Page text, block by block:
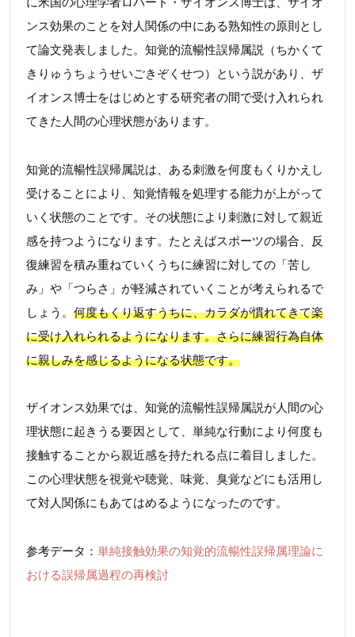
ンス効果のことを対人関係の中にある熟知性の原則とし
て論文発表しました。知覚的流暢性誤帰属説（ちかくて
きりゅうちょうせいごきぞくせつ）という説があり、ザ
イオンス博士をはじめとする研究者の間で受け入れられ
てきた人間の心理状態があります。
知覚的流暢性誤帰属説は、ある刺激を何度もくりかえし
受けることにより、知覚情報を処理する能力が上がって
いく状態のことです。その状態により刺激に対して親近
感を持つようになります。たとえばスポーツの場合、反
復練習を積み重ねていくうちに練習に対しての「苦し
み」や「つらさ」が軽減されていくことが考えられるで
しょう。 何度もくり返すうちに、カラダが慣れてきて楽
に受け入れられるようになります。さらに練習行為自体
に親しみを感じるようになる状態です。
ザイオンス効果では、知覚的流暢性誤帰属説が人間の心
理状態に起きうる要因として、単純な行動により何度も
接触することから親近感を持たれる点に着目しました。
この心理状態を視覚や聴覚、味覚、臭覚などにも活用し
て対人関係にもあてはめるようになったのです。
参考データ： 単純接触効果の知覚的流暢性誤帰属理論に
おける誤帰属過程の再検討